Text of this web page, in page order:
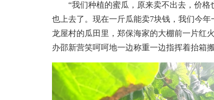
“我们种植的蜜瓜，原来卖不出去，价格
也上去了。现在一斤瓜能卖7块钱，我们今
龙屋村的瓜田里，郑保海家的大棚前一片红
办邵新营笑呵呵地一边称重一边指挥着抬箱搬